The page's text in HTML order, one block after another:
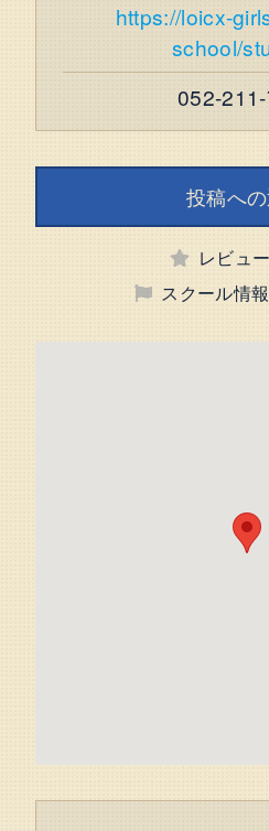
https://loicx-
school/
052-
投稿へ
レビュ
スクール情